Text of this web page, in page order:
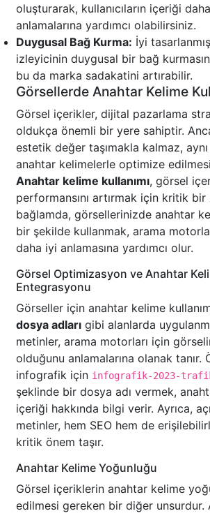
oluşturarak, kullanıcıların içeriği daha
anlamalarına yardımcı olabilirsiniz.
Duygusal Bağ Kurma: İyi
izleyicinin duygusal bir bağ
bu da marka sadakatini artırabilir.
Görsellerde Anahtar Kelime
Görsel içerikler, dijital pazarlama
oldukça önemli bir yere sahiptir.
estetik değer taşımakla kalmaz,
anahtar kelimelerle optimize
Anahtar kelime kullanımı, görsel
performansını artırmak için kritik bir
bağlamda, görsellerinizde anahtar
bir şekilde kullanmak, arama
daha iyi anlamasına yardımcı olur.
Görsel Optimizasyon ve Anahtar
Entegrasyonu
Görseller için anahtar kelime
dosya adları gibi alanlarda
metinler, arama motorları için
olduğunu anlamalarına olanak tanır.
infografik için infografik-2023-
şeklinde bir dosya adı vermek,
içeriği hakkında bilgi verir. Ayrıca,
metinler, hem SEO hem de
kritik önem taşır.
Anahtar Kelime Yoğunluğu
Görsel içeriklerin anahtar kelime
edilmesi gereken bir diğer unsurdur.